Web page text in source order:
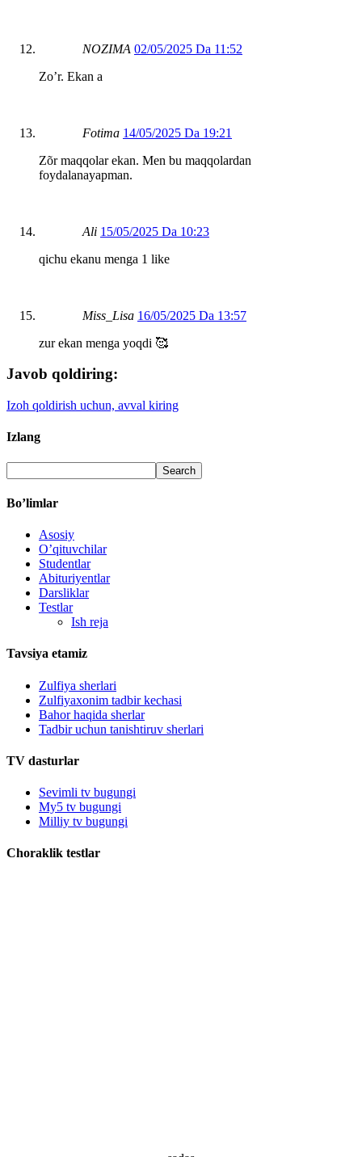
NOZIMA 02/05/2025 Da 11:52
Zo’r. Ekan a
Fotima 14/05/2025 Da 19:21
Zõr maqqolar ekan. Men bu maqqolardan
foydalanayapman.
Ali 15/05/2025 Da 10:23
qichu ekanu menga 1 like
Miss_Lisa 16/05/2025 Da 13:57
zur ekan menga yoqdi 🥰
Javob qoldiring:
Izoh qoldirish uchun, avval kiring
Izlang
Bo’limlar
Asosiy
O’qituvchilar
Studentlar
Abituriyentlar
Darsliklar
Testlar
Ish reja
Tavsiya etamiz
Zulfiya sherlari
Zulfiyaxonim tadbir kechasi
Bahor haqida sherlar
Tadbir uchun tanishtiruv sherlari
TV dasturlar
Sevimli tv bugungi
My5 tv bugungi
Milliy tv bugungi
Choraklik testlar